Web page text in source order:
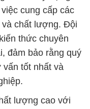
cung cấp các
và chất lượng. Đội
thức chuyên
đảm bảo rằng quý
tốt nhất và
lượng cao với